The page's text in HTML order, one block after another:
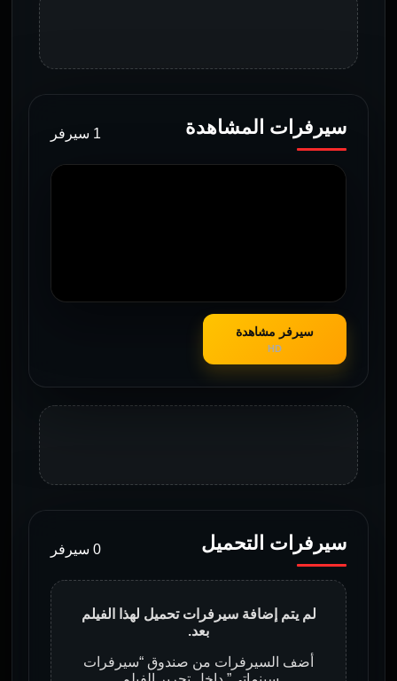
سيرفرات المشاهدة 1 سيرفر
سيرفر مشاهدة
HD
سيرفرات التحميل 0 سيرفر
لم يتم إضافة سيرفرات تحميل لهذا الفيلم
بعد.
أضف السيرفرات من صندوق “سيرفرات